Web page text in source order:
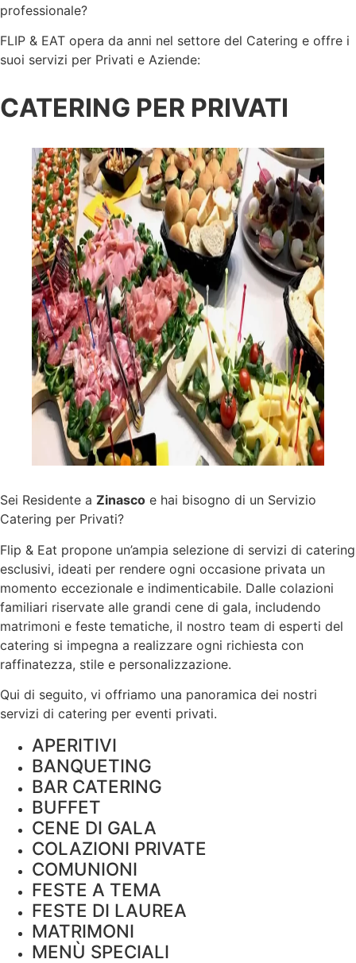
professionale?
FLIP & EAT opera da anni nel settore del Catering e offre i
suoi servizi per Privati e Aziende:
CATERING PER PRIVATI
Sei Residente a Zinasco e hai bisogno di un Servizio
Catering per Privati?
Flip & Eat propone un’ampia selezione di servizi di catering
esclusivi, ideati per rendere ogni occasione privata un
momento eccezionale e indimenticabile. Dalle colazioni
familiari riservate alle grandi cene di gala, includendo
matrimoni e feste tematiche, il nostro team di esperti del
catering si impegna a realizzare ogni richiesta con
raffinatezza, stile e personalizzazione.
Qui di seguito, vi offriamo una panoramica dei nostri
servizi di catering per eventi privati.
APERITIVI
BANQUETING
BAR CATERING
BUFFET
CENE DI GALA
COLAZIONI PRIVATE
COMUNIONI
FESTE A TEMA
FESTE DI LAUREA
MATRIMONI
MENÙ SPECIALI